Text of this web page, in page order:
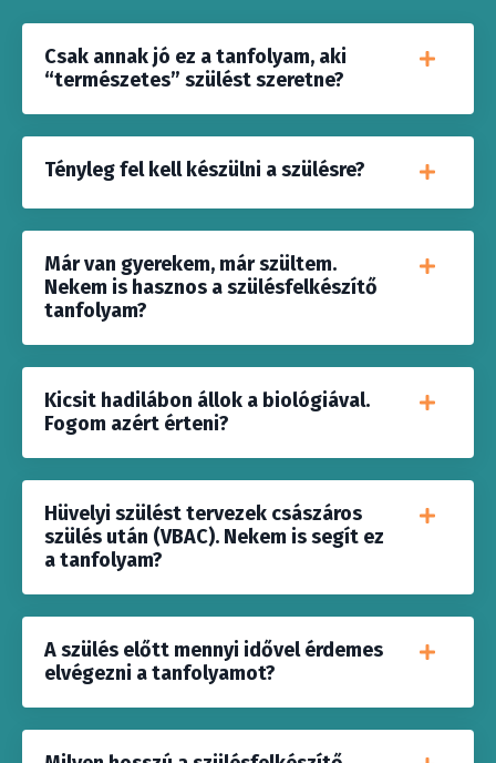
Csak annak jó ez a tanfolyam, aki
“természetes” szülést szeretne?
Tényleg fel kell készülni a szülésre?
Már van gyerekem, már szültem.
Nekem is hasznos a szülésfelkészítő
tanfolyam?
Kicsit hadilábon állok a biológiával.
Fogom azért érteni?
Hüvelyi szülést tervezek császáros
szülés után (VBAC). Nekem is segít ez
a tanfolyam?
A szülés előtt mennyi idővel érdemes
elvégezni a tanfolyamot?